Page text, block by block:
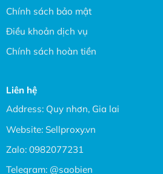
Chính sách bảo mật
Điều khoản dịch vụ
Chính sách hoàn tiền
Liên hệ
Address: Quy nhơn, Gia lai
Website: Sellproxy.vn
Zalo: 0982077231
Telegram: @saobien